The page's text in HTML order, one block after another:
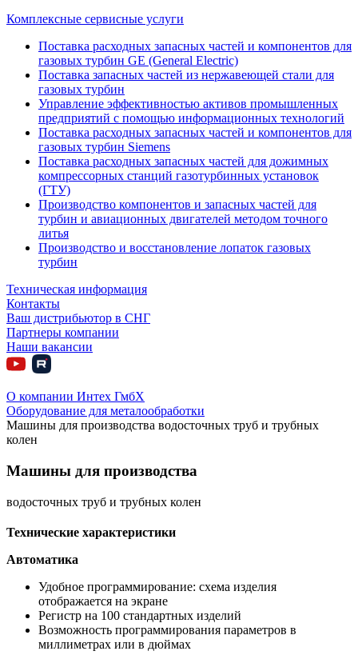
Комплексные сервисные услуги
Поставка расходных запасных частей и компонентов для
газовых турбин GE (General Electric)
Поставка запасных частей из нержавеющей стали для
газовых турбин
Управление эффективностью активов промышленных
предприятий с помощью информационных технологий
Поставка расходных запасных частей и компонентов для
газовых турбин Siemens
Поставка расходных запасных частей для дожимных
компрессорных станций газотурбинных установок
(ГТУ)
Производство компонентов и запасных частей для
турбин и авиационных двигателей методом точного
литья
Производство и восстановление лопаток газовых
турбин
Техническая информация
Контакты
Ваш дистрибьютор в СНГ
Партнеры компании
Наши вакансии
О компании Интех ГмбХ
Оборудование для металообработки
Машины для производства водосточных труб и трубных
колен
Машины для производства
водосточных труб и трубных колен
Технические характеристики
Автоматика
Удобное программирование: схема изделия
отображается на экране
Регистр на 100 стандартных изделий
Возможность программирования параметров в
миллиметрах или в дюймах